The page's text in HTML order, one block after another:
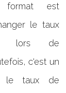
format est
le taux
lors de
c'est un
le taux de